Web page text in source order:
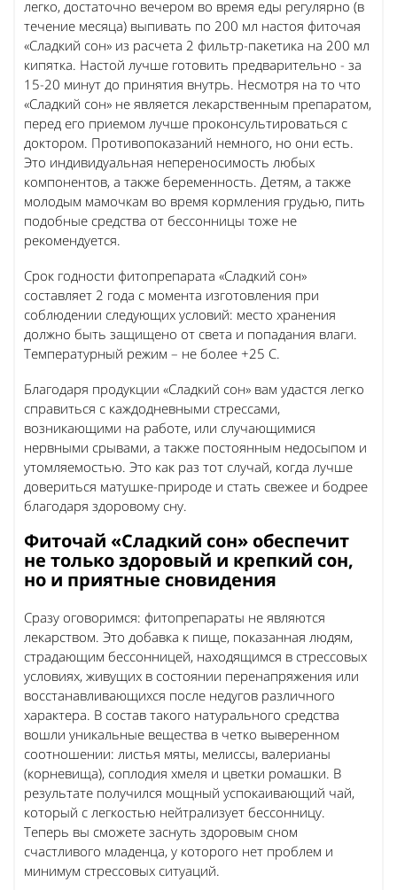
легко, достаточно вечером во время еды регулярно (в
течение месяца) выпивать по 200 мл настоя фиточая
«Сладкий сон» из расчета 2 фильтр-пакетика на 200 мл
кипятка. Настой лучше готовить предварительно - за
15-20 минут до принятия внутрь. Несмотря на то что
«Сладкий сон» не является лекарственным препаратом,
перед его приемом лучше проконсультироваться с
доктором. Противопоказаний немного, но они есть.
Это индивидуальная непереносимость любых
компонентов, а также беременность. Детям, а также
молодым мамочкам во время кормления грудью, пить
подобные средства от бессонницы тоже не
рекомендуется.
Срок годности фитопрепарата «Сладкий сон»
составляет 2 года с момента изготовления при
соблюдении следующих условий: место хранения
должно быть защищено от света и попадания влаги.
Температурный режим – не более +25 С.
Благодаря продукции «Сладкий сон» вам удастся легко
справиться с каждодневными стрессами,
возникающими на работе, или случающимися
нервными срывами, а также постоянным недосыпом и
утомляемостью. Это как раз тот случай, когда лучше
довериться матушке-природе и стать свежее и бодрее
благодаря здоровому сну.
Фиточай «Сладкий сон» обеспечит
не только здоровый и крепкий сон,
но и приятные сновидения
Сразу оговоримся: фитопрепараты не являются
лекарством. Это добавка к пище, показанная людям,
страдающим бессонницей, находящимся в стрессовых
условиях, живущих в состоянии перенапряжения или
восстанавливающихся после недугов различного
характера. В состав такого натурального средства
вошли уникальные вещества в четко выверенном
соотношении: листья мяты, мелиссы, валерианы
(корневища), соплодия хмеля и цветки ромашки. В
результате получился мощный успокаивающий чай,
который с легкостью нейтрализует бессонницу.
Теперь вы сможете заснуть здоровым сном
счастливого младенца, у которого нет проблем и
минимум стрессовых ситуаций.